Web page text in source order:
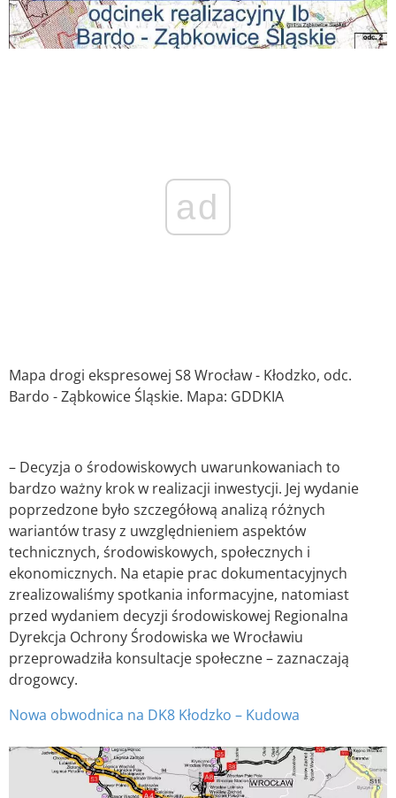
ad
Mapa drogi ekspresowej S8 Wrocław - Kłodzko, odc.
Bardo - Ząbkowice Śląskie. Mapa: GDDKIA
– Decyzja o środowiskowych uwarunkowaniach to
bardzo ważny krok w realizacji inwestycji. Jej wydanie
poprzedzone było szczegółową analizą różnych
wariantów trasy z uwzględnieniem aspektów
technicznych, środowiskowych, społecznych i
ekonomicznych. Na etapie prac dokumentacyjnych
zrealizowaliśmy spotkania informacyjne, natomiast
przed wydaniem decyzji środowiskowej Regionalna
Dyrekcja Ochrony Środowiska we Wrocławiu
przeprowadziła konsultacje społeczne – zaznaczają
drogowcy.
Nowa obwodnica na DK8 Kłodzko – Kudowa